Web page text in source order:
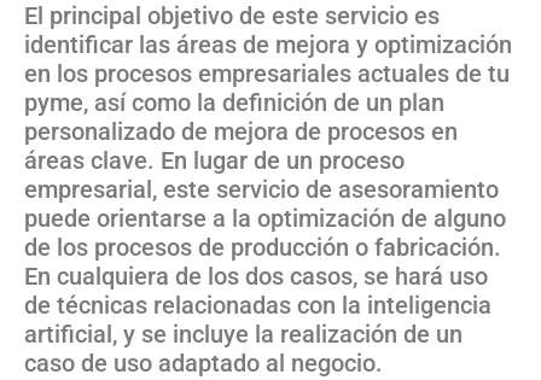
El principal objetivo de este servicio es
identificar las áreas de mejora y optimización
en los procesos empresariales actuales de tu
pyme, así como la definición de un plan
personalizado de mejora de procesos en
áreas clave. En lugar de un proceso
empresarial, este servicio de asesoramiento
puede orientarse a la optimización de alguno
de los procesos de producción o fabricación.
En cualquiera de los dos casos, se hará uso
de técnicas relacionadas con la inteligencia
artificial, y se incluye la realización de un
caso de uso adaptado al negocio.